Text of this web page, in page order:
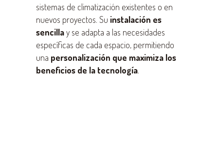
sistemas de climatización existentes o en
nuevos proyectos. Su instalación es
sencillay se adapta a las necesidades
específicas de cada espacio, permitiendo
una personalización que maximiza los
beneficios de la tecnología.